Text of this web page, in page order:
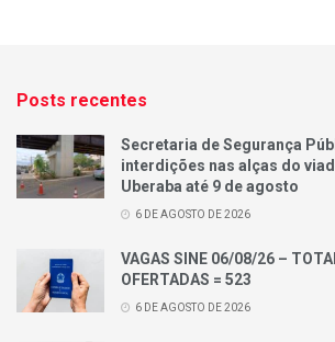
Posts recentes
Secretaria de Segurança
interdições nas alças do
Uberaba até 9 de agosto
6 DE AGOSTO DE 2026
VAGAS SINE 06/08/26 –
OFERTADAS = 523
6 DE AGOSTO DE 2026